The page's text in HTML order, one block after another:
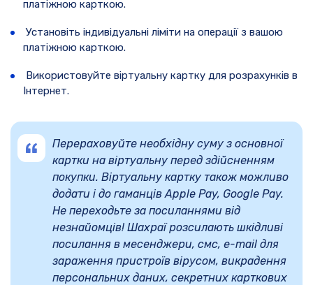
платіжною карткою.
Установіть індивідуальні ліміти на операції з вашою
платіжною карткою.
Використовуйте віртуальну картку для розрахунків в
Інтернет.
Перераховуйте необхідну суму з основної
картки на віртуальну перед здійсненням
покупки. Віртуальну картку також можливо
додати і до гаманців Apple Pay, Google Pay.
Не переходьте за посиланнями від
незнайомців! Шахраї розсилають шкідливі
посилання в месенджери, смс, e-mail для
зараження пристроїв вірусом, викрадення
персональних даних, секретних карткових